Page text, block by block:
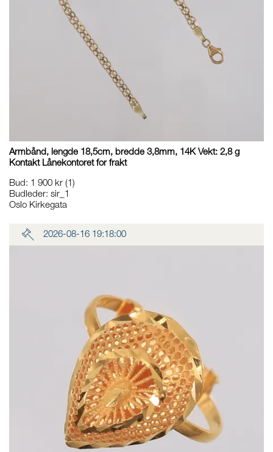
Armbånd, lengde 18,5cm, bredde 3,8mm, 14K Vekt: 2,8 g
Kontakt Lånekontoret for frakt
Bud: 1 900 kr (1)
Budleder: sir_1
Oslo Kirkegata
2026-08-16 19:18:00